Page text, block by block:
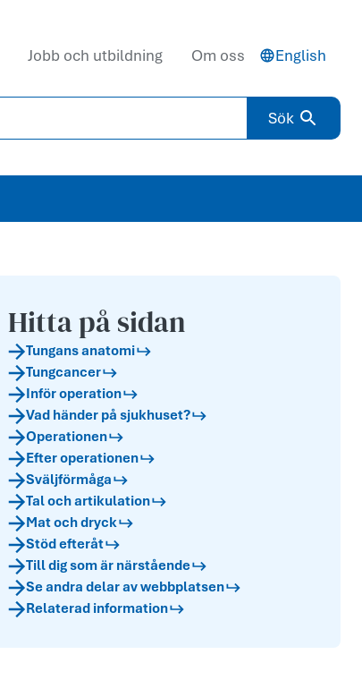
Jobb och utbildning Om oss English
Sök
Hitta på sidan
Tungans anatomi
Tungcancer
Inför operation
Vad händer på sjukhuset?
Operationen
Efter operationen
Sväljförmåga
Tal och artikulation
Mat och dryck
Stöd efteråt
Till dig som är närstående
Se andra delar av webbplatsen
Relaterad information